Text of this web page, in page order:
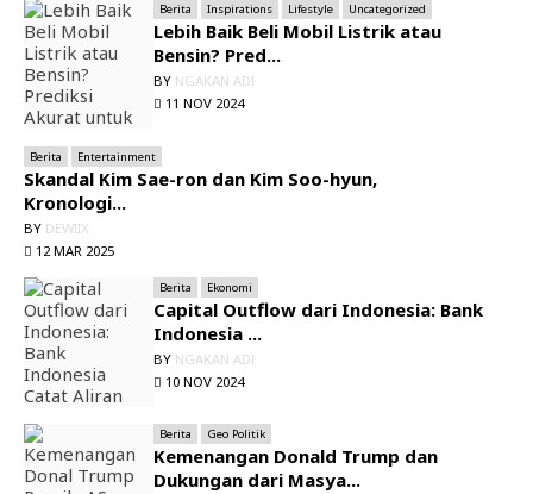
Berita Inspirations Lifestyle Uncategorized
Lebih Baik Beli Mobil Listrik atau
Bensin? Pred...
BY NGAKAN ADI
11 NOV 2024
Berita Entertainment
Skandal Kim Sae-ron dan Kim Soo-hyun,
Kronologi...
BY DEWIIX
12 MAR 2025
Berita Ekonomi
Capital Outflow dari Indonesia: Bank
Indonesia ...
BY NGAKAN ADI
10 NOV 2024
Berita Geo Politik
Kemenangan Donald Trump dan
Dukungan dari Masya...